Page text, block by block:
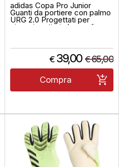
adidas Copa Pro Junior
Guanti da portiere con palmo
URG 2.0 Progettati per
giovani portieri che vogliono
Copa Pro uniscono tradizione
e innovazione. Il taglio
negativo offre una vestibilità
aderente e naturale, mentre il
palmo URG 2.0 ...
€ 39,00 €65,00
Compra